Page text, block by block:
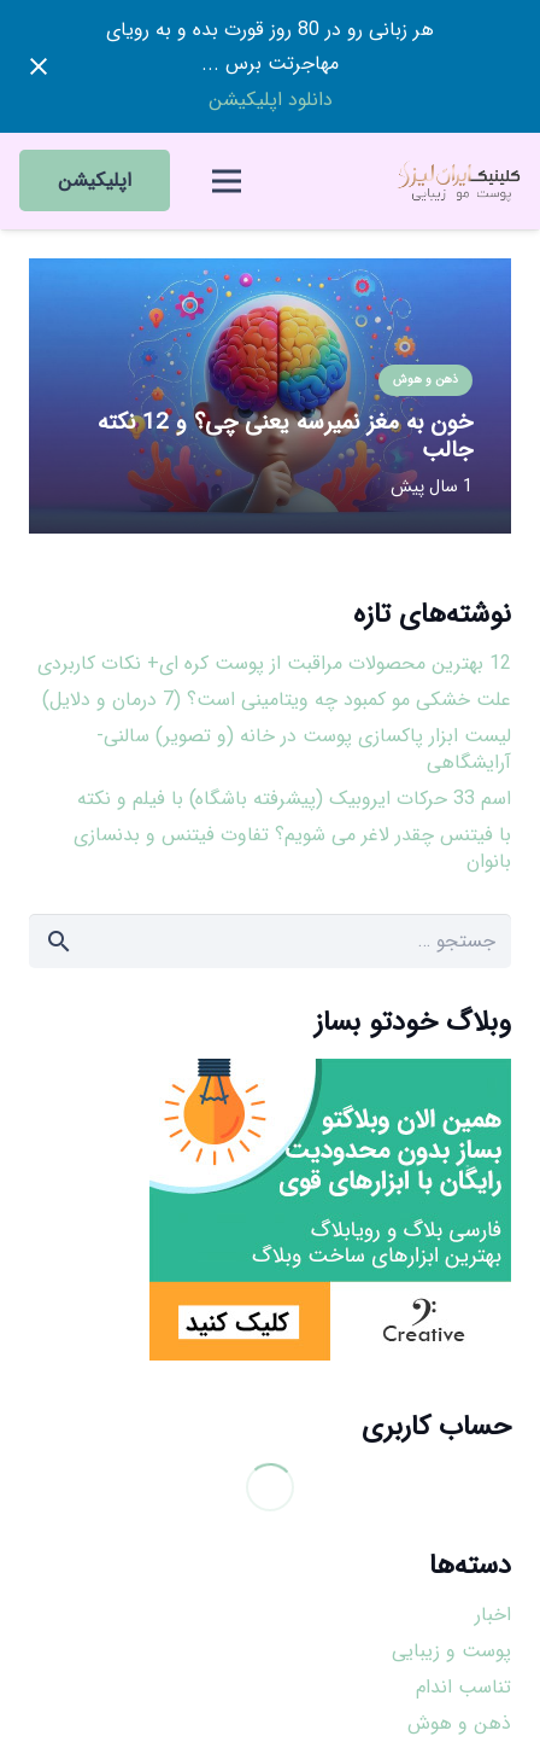
هر زبانی رو در 80 روز قورت بده و به رویای
مهاجرتت برس ...
دانلود اپلیکیشن
اپلیکیشن
ذهن و هوش
خون به مغز نمیرسه یعنی چی؟ و 12 نکته
جالب
1 سال پیش
نوشته‌های تازه
12 بهترین محصولات مراقبت از پوست کره ای+ نکات کاربردی
علت خشکی مو کمبود چه ویتامینی است؟ (7 درمان و دلایل)
لیست ابزار پاکسازی پوست در خانه (و تصویر) سالنی-
آرایشگاهی
اسم 33 حرکات ایروبیک (پیشرفته باشگاه) با فیلم و نکته
با فیتنس چقدر لاغر می شویم؟ تفاوت فیتنس و بدنسازی
بانوان
جستجو
وبلاگ خودتو بساز
حساب کاربری
دسته‌ها
اخبار
پوست و زیبایی
تناسب اندام
ذهن و هوش